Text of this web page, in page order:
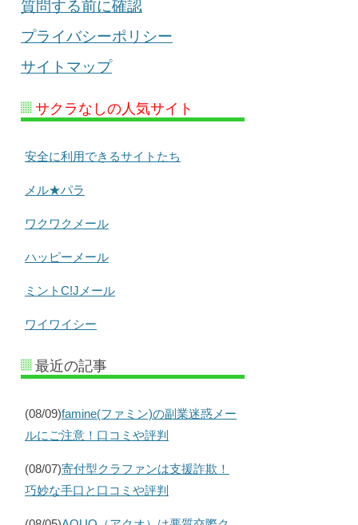
質問する前に確認
プライバシーポリシー
サイトマップ
サクラなしの人気サイト
安全に利用できるサイトたち
メル★パラ
ワクワクメール
ハッピーメール
ミントC!Jメール
ワイワイシー
最近の記事
(08/09)famine(ファミン)の副業迷惑メー
ルにご注意！口コミや評判
(08/07)寄付型クラファンは支援詐欺！
巧妙な手口と口コミや評判